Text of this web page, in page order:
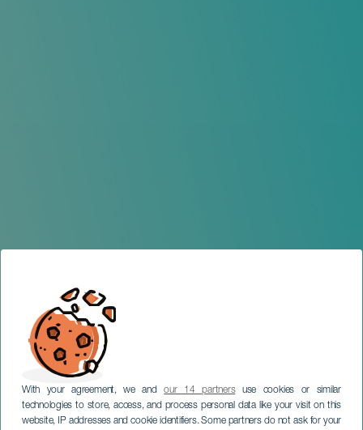
With your agreement, we andour 14 partnersuse cookies or similar
technologies to store, access, and process personal data like your visit on this
website, IP addresses and cookie identifiers. Some partners do not ask for your